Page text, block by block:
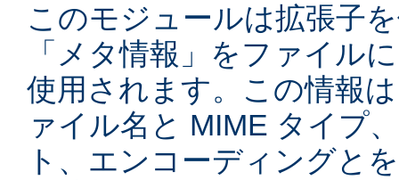
このモジュールは拡張子
「メタ情報」をファイル
使用されます。この情報
ァイル名と MIME タイプ
ト、エンコーディングと